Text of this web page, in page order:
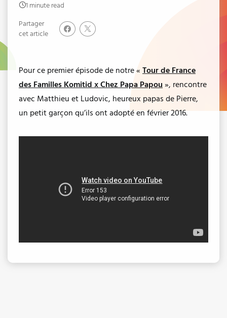
1 minute read
Partager
cet article
Pour ce premier épisode de notre « Tour de France
des Familles Komitid x Chez Papa Papou », rencontre
avec Matthieu et Ludovic, heureux papas de Pierre,
un petit garçon qu’ils ont adopté en février 2016.